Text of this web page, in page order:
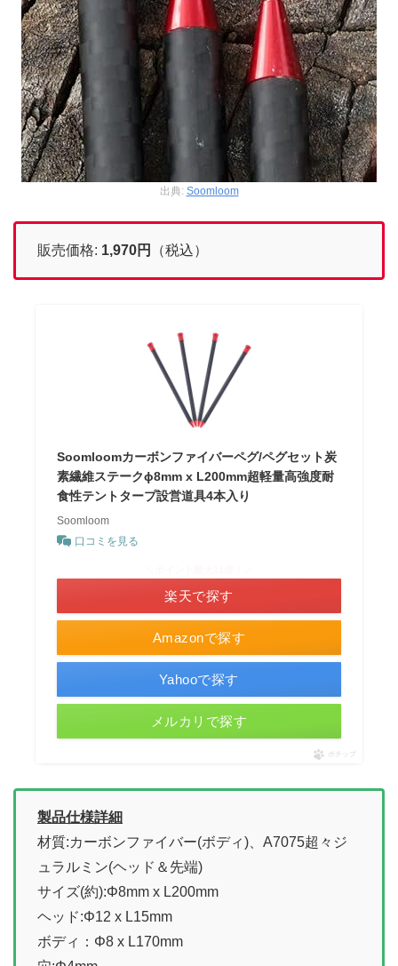
出典: Soomloom
販売価格: 1,970円 （税込）
Soomloomカーボンファイバーペグ/ペグセット炭
素繊維ステークɸ8mm x L200mm超軽量高強度耐
食性テントタープ設営道具4本入り
Soomloom
口コミを見る
Amazonで探す
楽天で探す
Yahooで探す
メルカリで探す
ポチップ
製品仕様詳細
材質:カーボンファイバー(ボディ)、A7075超々ジ
ュラルミン(ヘッド＆先端)
サイズ(約):Φ8mm x L200mm
ヘッド:Φ12 x L15mm
ボディ：Φ8 x L170mm